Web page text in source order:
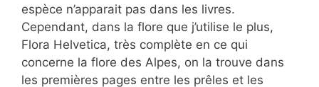
espèce n’apparait pas dans les livres.
Cependant, dans la flore que j’utilise le plus,
Flora Helvetica, très complète en ce qui
concerne la flore des Alpes, on la trouve dans
les premières pages entre les prêles et les